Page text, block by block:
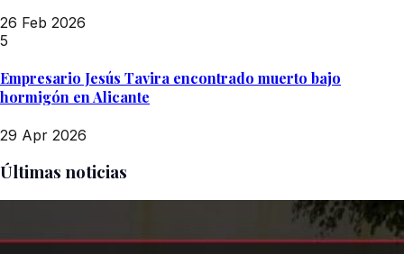
26 Feb 2026
5
Empresario Jesús Tavira encontrado muerto bajo
hormigón en Alicante
29 Apr 2026
Últimas noticias